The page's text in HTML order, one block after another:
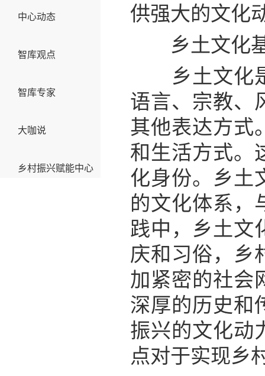
中心动态
智库观点
智库专家
大咖说
乡村振兴赋能中心
供强大的文化
乡土文化
乡土文化是
语言、宗教、
其他表达方式
和生活方式。
化身份。乡土
的文化体系，
践中，乡土文
庆和习俗，乡
加紧密的社会
深厚的历史和
振兴的文化动
点对于实现乡